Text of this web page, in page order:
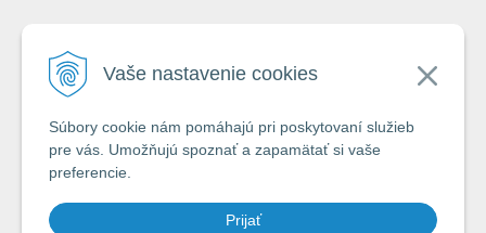
Vaše nastavenie cookies
Súbory cookie nám pomáhajú pri poskytovaní služieb
pre vás. Umožňujú spoznať a zapamätať si vaše
preferencie.
Prijať
Odoslaním formuláru súhlasím so zásadami
ochrany a spracovávania
osobných údajov spoločnosti A-Z Rybár s.r.o.